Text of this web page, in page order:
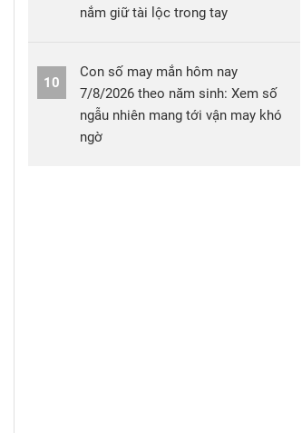
nắm giữ tài lộc trong tay
10
Con số may mắn hôm nay
7/8/2026 theo năm sinh: Xem số
ngẫu nhiên mang tới vận may khó
ngờ